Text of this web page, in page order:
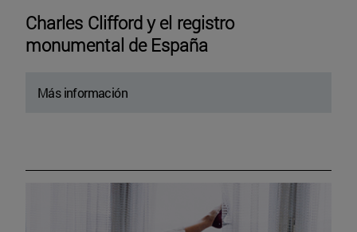
Charles Clifford y el registro
monumental de España
Más información